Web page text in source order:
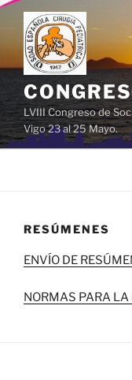
Saltar
contenido
LVIII Congreso de
Vigo 23 al 25 Mayo.
RESÚMENES
ENVÍO DE
NORMAS PARA LA